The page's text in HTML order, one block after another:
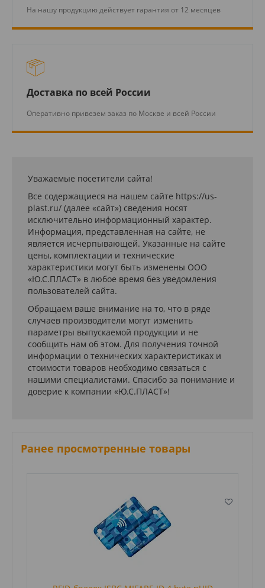
На нашу продукцию действует гарантия от 12 месяцев
Доставка по всей России
Оперативно привезем заказ по Москве и всей России
Уважаемые посетители сайта!
Все содержащиеся на нашем сайте https://us-
plast.ru/ (далее «сайт») сведения носят
исключительно информационный характер.
Информация, представленная на сайте, не
является исчерпывающей. Указанные на сайте
цены, комплектации и технические
характеристики могут быть изменены ООО
«Ю.С.ПЛАСТ» в любое время без уведомления
пользователей сайта.
Обращаем ваше внимание на то, что в ряде
случаев производители могут изменить
параметры выпускаемой продукции и не
сообщить нам об этом. Для получения точной
информации о технических характеристиках и
стоимости товаров необходимо связаться с
нашими специалистами. Спасибо за понимание и
доверие к компании «Ю.С.ПЛАСТ»!
Ранее просмотренные товары